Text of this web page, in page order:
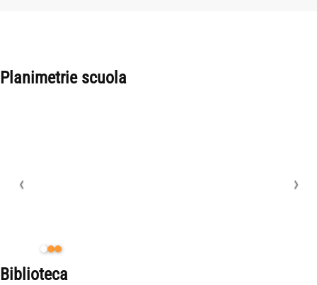
Planimetrie scuola
Biblioteca